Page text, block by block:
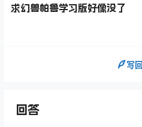
求幻兽帕鲁学习版好像没了
写
回答